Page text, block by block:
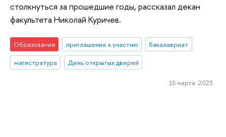
столкнуться за прошедшие годы, рассказал декан
факультета Николай Куричев.
Образование приглашение к участию
бакалавриат
магистратура
День открытых дверей
16 марта 2023